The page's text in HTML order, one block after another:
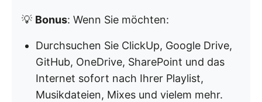
💡 Bonus: Wenn Sie möchten:
Durchsuchen Sie ClickUp, Google Drive,
GitHub, OneDrive, SharePoint und das
Internet sofort nach Ihrer Playlist,
Musikdateien, Mixes und vielem mehr.